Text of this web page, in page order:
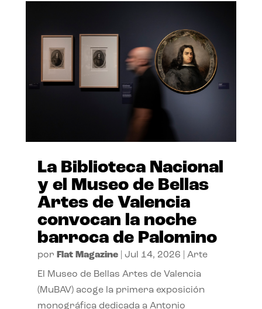
La Biblioteca Nacional
y el Museo de Bellas
Artes de Valencia
convocan la noche
barroca de Palomino
por Flat Magazine| Jul 14, 2026 Arte
El Museo de Bellas Artes de Valencia
(MuBAV) acoge la primera exposición
monográfica dedicada a Antonio